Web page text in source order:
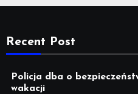
Recent Post
Policja dba o
wakacji